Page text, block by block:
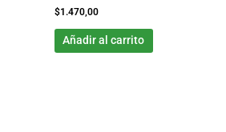
$1.470,00
Añadir al carrito